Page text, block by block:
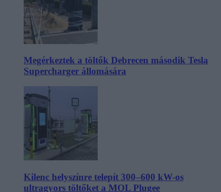
Megérkeztek a töltők Debrecen második Tesla
Supercharger állomására
Kilenc helyszínre telepít 300–600 kW-os
ultragyors töltőket a MOL Plugee